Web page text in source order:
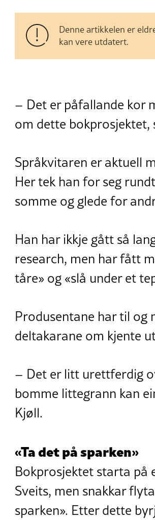
Denne artikkelen er
kan vere utdatert.
– Det er påfallande kor
om dette bokprosjektet,
Språkvitaren er aktuell
Her tek han for seg
somme og glede for
Han har ikkje gått så
research, men har fått
tåre» og «slå under et
Produsentane har til og
deltakarane om kjente
– Det er litt urettferdig
bomme littegrann kan
Kjøll.
«Ta det på sparken»
Bokprosjektet starta på
Sveits, men snakkar
sparken». Etter dette